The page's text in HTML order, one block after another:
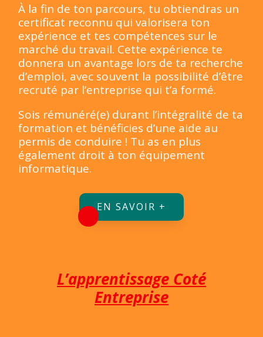
À la fin de ton parcours, tu obtiendras un
certificat reconnu qui valorisera ton
expérience et tes compétences sur le
marché du travail. Cette expérience te
donnera un avantage lors de ta recherche
d’emploi, avec souvent la possibilité d’être
recruté par l’entreprise qui t’a formé.
Sois rémunéré(e) durant l’intégralité de ta
formation et bénéficies d’une aide au
permis de conduire ! Tu as en plus
également droit à ton équipement
informatique.
EN SAVOIR +
L’apprentissage Coté
Entreprise